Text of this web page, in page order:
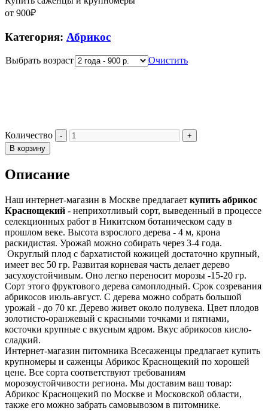
от 900₽
Категория: Абрикос
Выбрать возраст Очистить
Количество
В корзину
Описание
Наш интернет-магазин в Москве предлагает купить абрикос
Краснощекий - неприхотливый сорт, выведенный в процессе
селекционных работ в Никитском ботаническом саду в
прошлом веке. Высота взрослого дерева - 4 м, крона
раскидистая. Урожай можно собирать через 3-4 года.
Округлый плод с бархатистой кожицей достаточно крупный,
имеет вес 50 гр. Развитая корневая часть делает дерево
засухоустойчивым. Оно легко переносит морозы -15-20 гр.
Сорт этого фруктового дерева самоплодный. Срок созревания
абрикосов июль-август. С дерева можно собрать большой
урожай - до 70 кг. Дерево живет около полувека. Цвет плодов
золотисто-оранжевый с красными точками и пятнами,
косточки крупные с вкусным ядром. Вкус абрикосов кисло-
сладкий.
Интернет-магазин питомника Всесаженцы предлагает купить
крупномеры и саженцы Абрикос Краснощекий по хорошей
цене. Все сорта соответствуют требованиям
морозоустойчивости региона. Мы доставим ваш товар:
Абрикос Краснощекий по Москве и Московской области,
также его можно забрать самовывозом в питомнике.